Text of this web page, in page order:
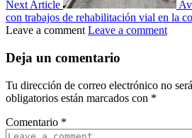
Next Article
con trabajos de rehabilitación vial en la
Leave a comment Leave a comment
Deja un comentario
Tu dirección de correo electrónico no
obligatorios están marcados con *
Comentario *